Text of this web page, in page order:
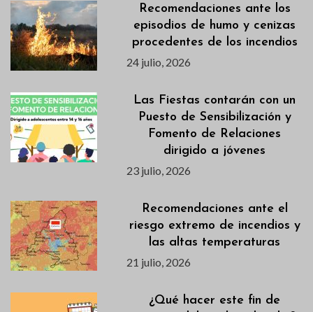
Recomendaciones ante los
episodios de humo y cenizas
procedentes de los incendios
24 julio, 2026
Las Fiestas contarán con un
Puesto de Sensibilización y
Fomento de Relaciones
dirigido a jóvenes
23 julio, 2026
Recomendaciones ante el
riesgo extremo de incendios y
las altas temperaturas
21 julio, 2026
¿Qué hacer este fin de